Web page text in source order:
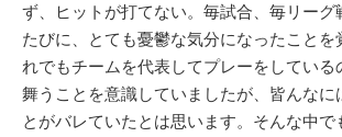
ず、ヒットが打てない。毎試合、毎リーグ
たびに、とても憂鬱な気分になったことを
れでもチームを代表してプレーをしている
舞うことを意識していましたが、皆んなに
とがバレていたとは思います。そんな中で